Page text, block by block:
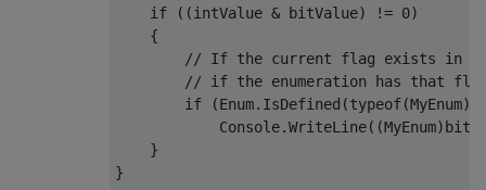
if
((intValue & bitValue) != 0)
{
// If the current flag exists in the
// if the enumeration has that
if
(Enum. IsDefined (typeof(MyEnum),
Console.WriteLine((MyEnum)
}
}